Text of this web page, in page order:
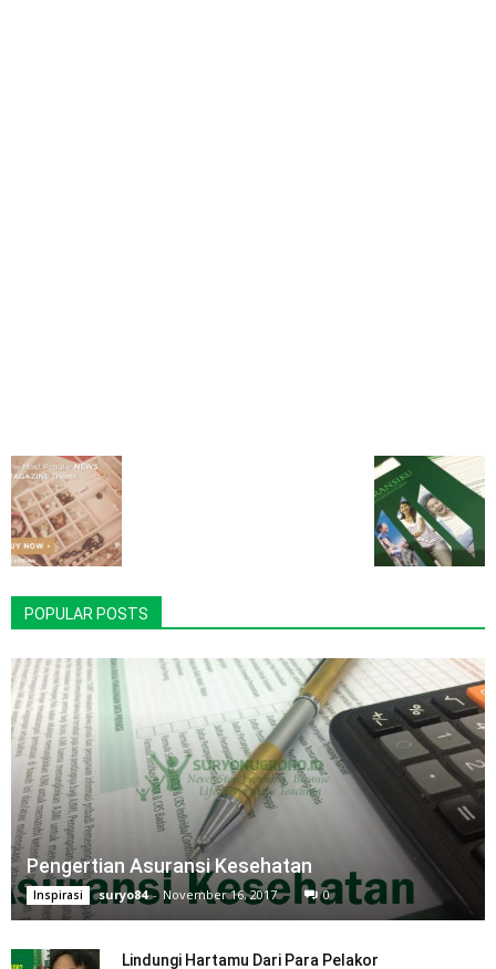
POPULAR POSTS
Pengertian Asuransi Kesehatan
Inspirasi suryo84 - November 16, 2017 0
Lindungi Hartamu Dari Para Pelakor